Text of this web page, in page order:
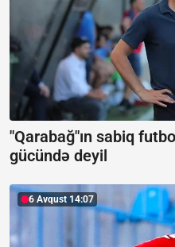
"Qarabağ"ın sabiq
gücündə deyil
6 Avqust 14:07